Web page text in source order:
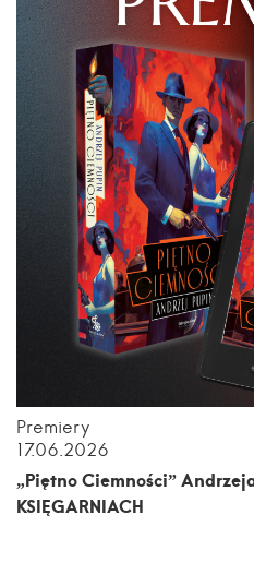
Premiery
17.06.2026
„Piętno Ciemności”
KSIĘGARNIACH